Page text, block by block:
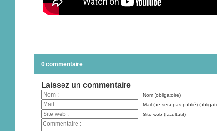
0 commentaire
Laissez un commentaire
Nom (obligatoire)
Mail (ne sera pas publié)
Site web (facultatif)